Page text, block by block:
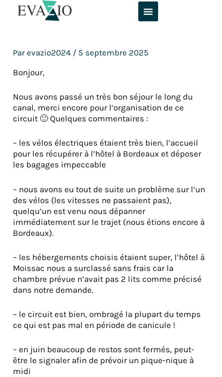
Parevazio2024 / 5 septembre 2025
Bonjour,
Nous avons passé un très bon séjour le long du
canal, merci encore pour l’organisation de ce
circuit 🙂 Quelques commentaires :
– les vélos électriques étaient très bien, l’accueil
pour les récupérer à l’hôtel à Bordeaux et déposer
les bagages impeccable
– nous avons eu tout de suite un problème sur l’un
des vélos (les vitesses ne passaient pas),
quelqu’un est venu nous dépanner
immédiatement sur le trajet (nous étions encore à
Bordeaux).
– les hébergements choisis étaient super, l’hôtel à
Moissac nous a surclassé sans frais car la
chambre prévue n’avait pas 2 lits comme précisé
dans notre demande.
– le circuit est bien, ombragé la plupart du temps
ce qui est pas mal en période de canicule !
– en juin beaucoup de restos sont fermés, peut-
être le signaler afin de prévoir un pique-nique à
midi